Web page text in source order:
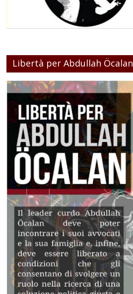
Libertà per Abdullah Öcalan